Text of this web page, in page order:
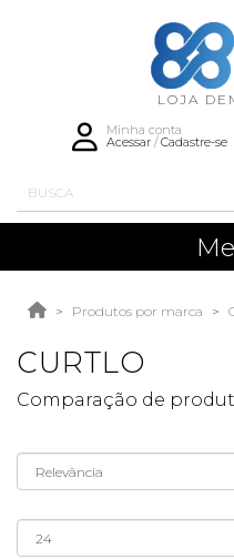
Minha conta
Acessar/Cadastre-se
Produtos por marca
CURTLO
Comparação de